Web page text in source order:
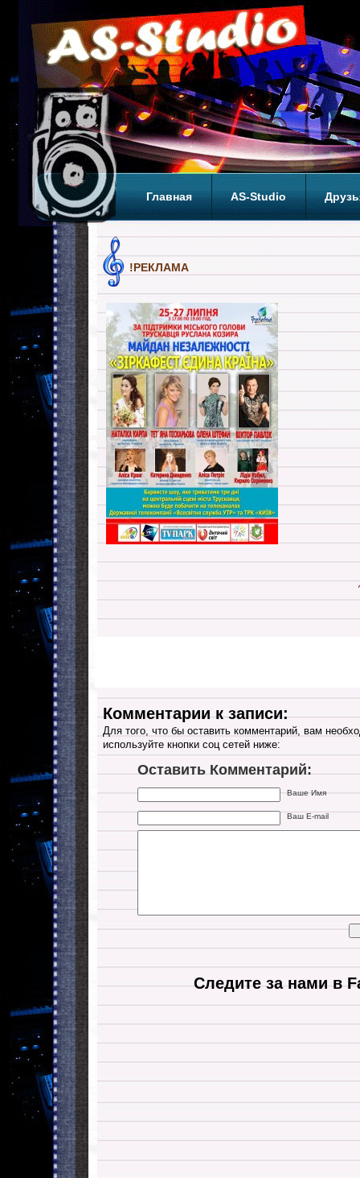
Главная AS-Studio
!РЕКЛАМА
Комментарии к записи:
Для того, что бы оставить комментарий, вам
используйте кнопки соц сетей ниже:
Оставить Комментарий:
Ваше Имя
Ваш E-mail
Следите за нами в